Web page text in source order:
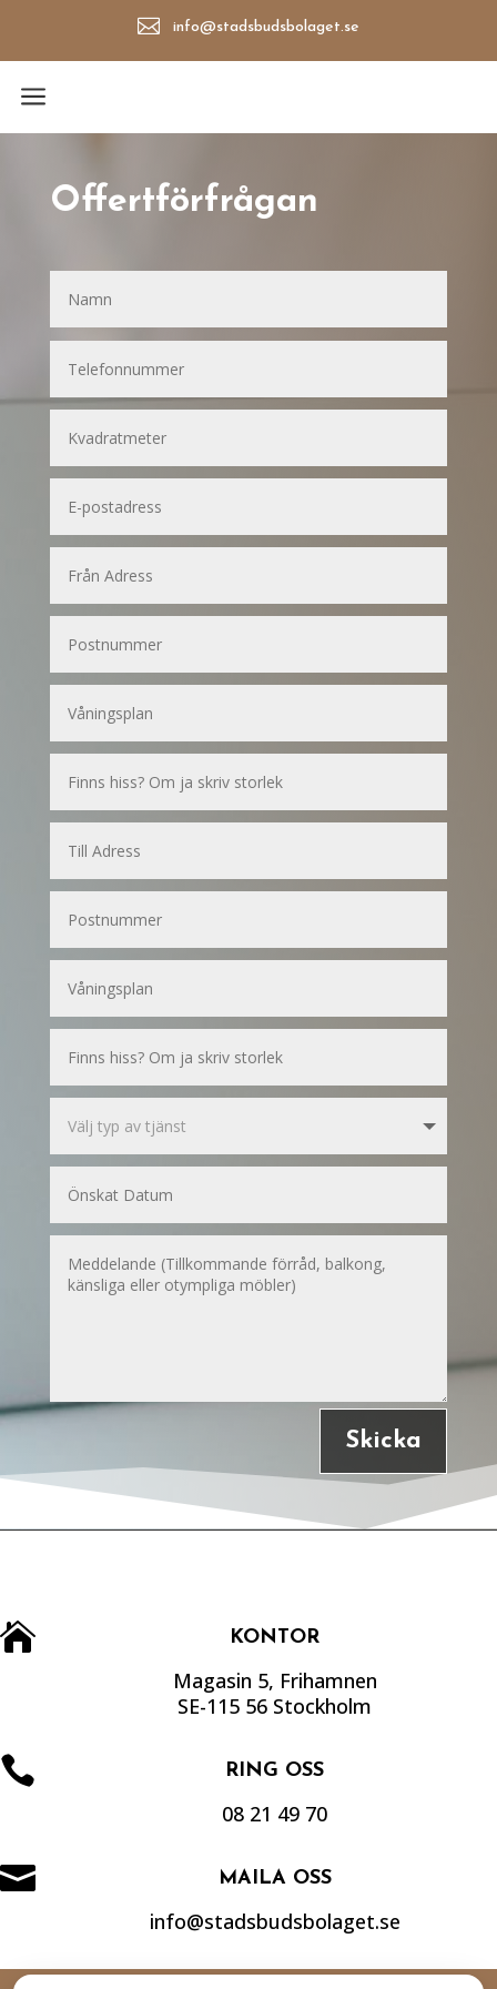
 info@stadsbudsbolaget.se
a
Offertförfrågan
Skicka
 KONTOR
Magasin 5, Frihamnen
SE-115 56 Stockholm
 RING OSS
08 21 49 70
 MAILA OSS
info@stadsbudsbolaget.se